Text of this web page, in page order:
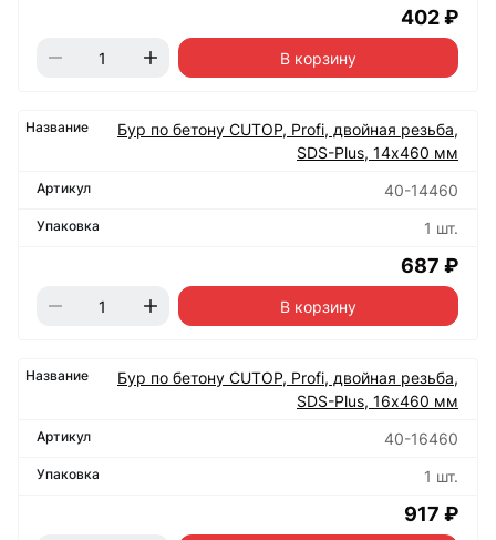
402 ₽
В корзину
Бур по бетону CUTOP, Profi, двойная резьба,
SDS-Plus, 14х460 мм
40-14460
1 шт.
687 ₽
В корзину
Бур по бетону CUTOP, Profi, двойная резьба,
SDS-Plus, 16х460 мм
40-16460
1 шт.
917 ₽